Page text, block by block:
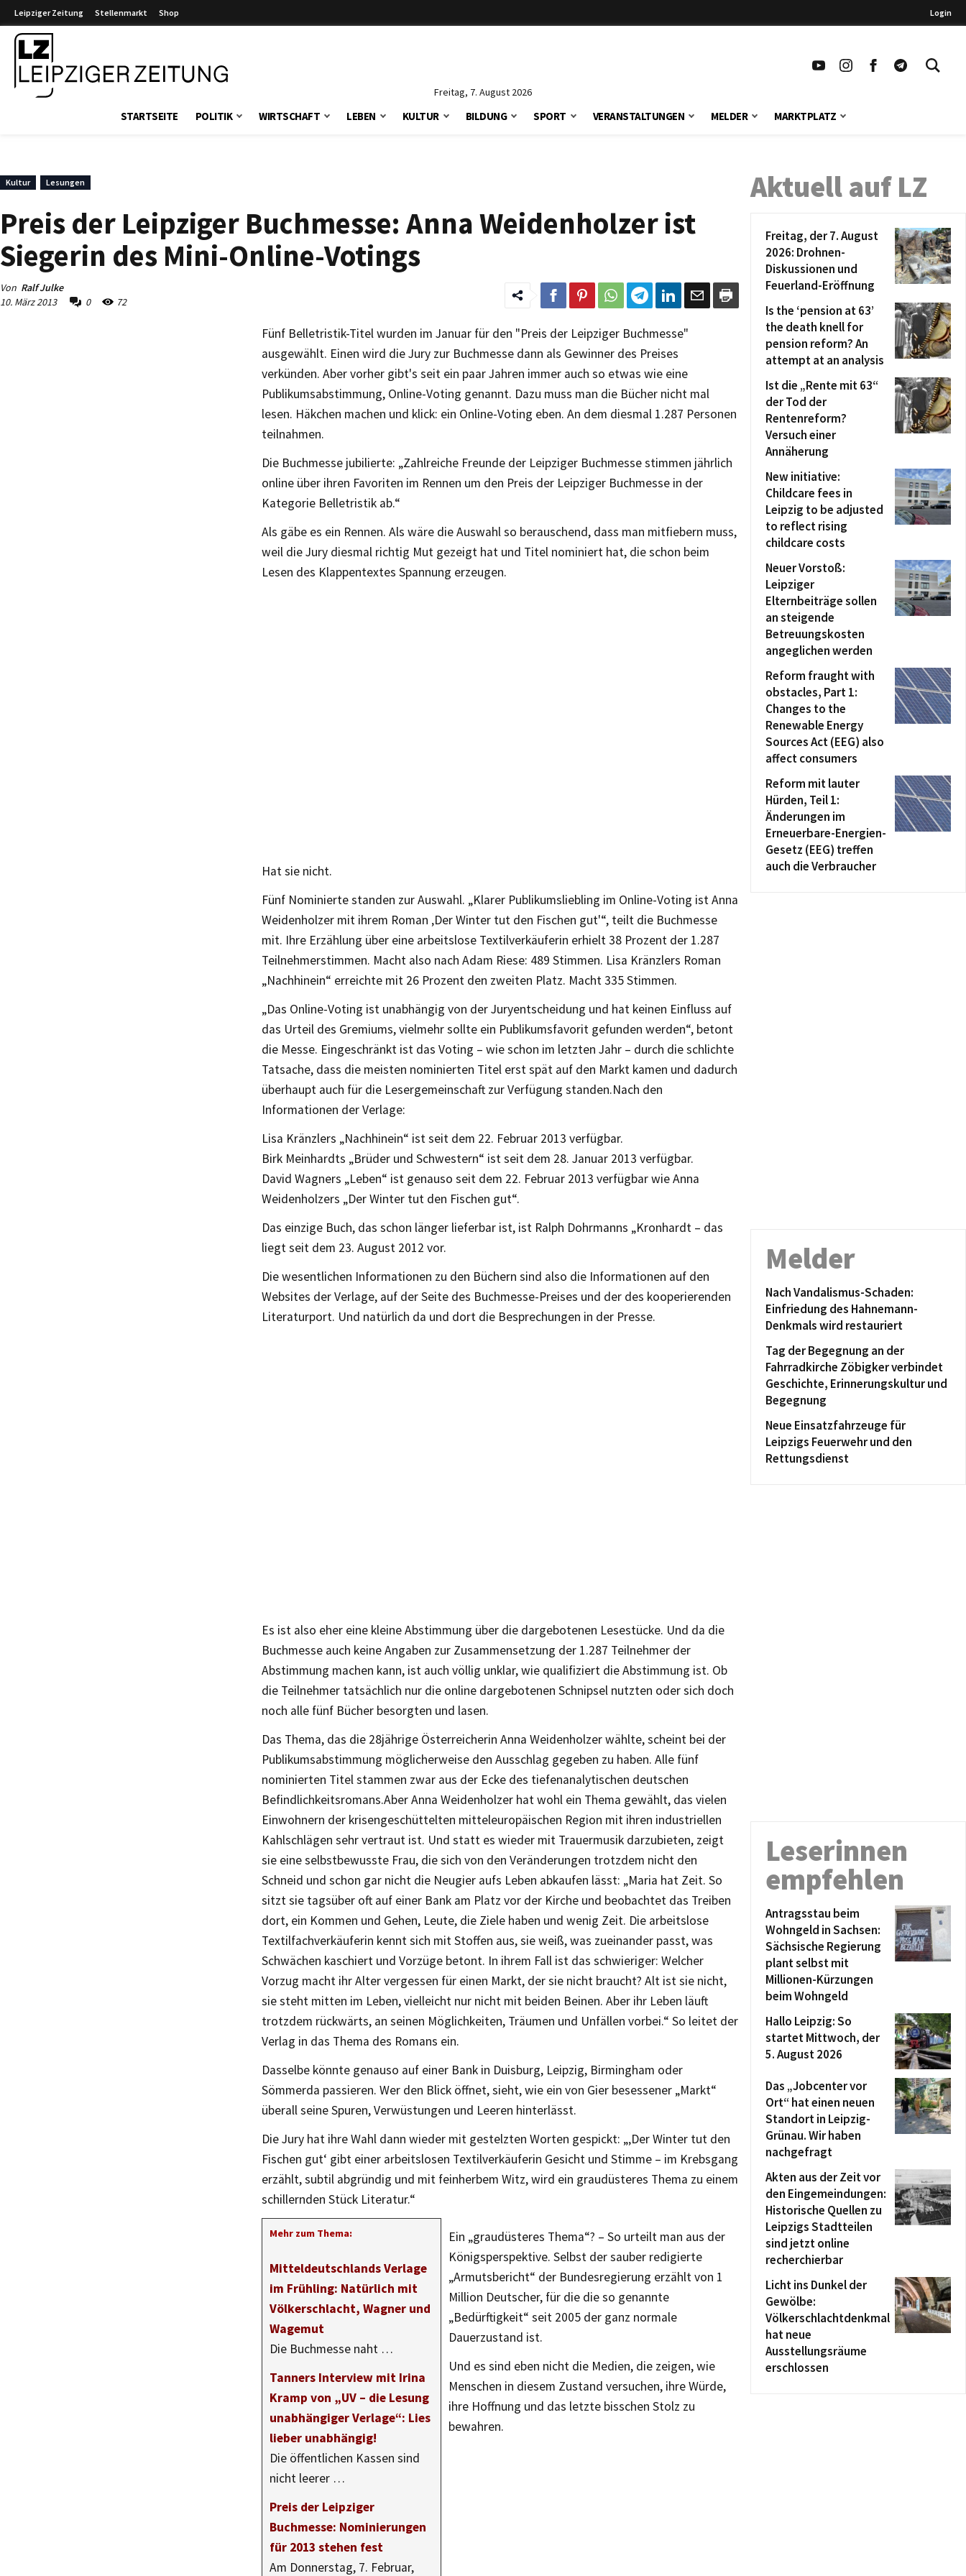
Leipziger Zeitung Stellenmarkt Shop Login
Freitag, 7. August 2026
STARTSEITE POLITIK WIRTSCHAFT LEBEN KULTUR BILDUNG SPORT VERANSTALTUNGEN MELDER MARKTPLATZ
Kultur Lesungen
Preis der Leipziger Buchmesse: Anna Weidenholzer ist
Siegerin des Mini-Online-Votings
Von Ralf Julke
10. März 2013
0 72
Fünf Belletristik-Titel wurden im Januar für den "Preis der Leipziger Buchmesse"
ausgewählt. Einen wird die Jury zur Buchmesse dann als Gewinner des Preises
verkünden. Aber vorher gibt's seit ein paar Jahren immer auch so etwas wie eine
Publikumsabstimmung, Online-Voting genannt. Dazu muss man die Bücher nicht mal
lesen. Häkchen machen und klick: ein Online-Voting eben. An dem diesmal 1.287 Personen
teilnahmen.
Die Buchmesse jubilierte: „Zahlreiche Freunde der Leipziger Buchmesse stimmen jährlich
online über ihren Favoriten im Rennen um den Preis der Leipziger Buchmesse in der
Kategorie Belletristik ab.“
Als gäbe es ein Rennen. Als wäre die Auswahl so berauschend, dass man mitfiebern muss,
weil die Jury diesmal richtig Mut gezeigt hat und Titel nominiert hat, die schon beim
Lesen des Klappentextes Spannung erzeugen.
Hat sie nicht.
Fünf Nominierte standen zur Auswahl. „Klarer Publikumsliebling im Online-Voting ist Anna
Weidenholzer mit ihrem Roman ‚Der Winter tut den Fischen gut'“, teilt die Buchmesse
mit. Ihre Erzählung über eine arbeitslose Textilverkäuferin erhielt 38 Prozent der 1.287
Teilnehmerstimmen. Macht also nach Adam Riese: 489 Stimmen. Lisa Kränzlers Roman
„Nachhinein“ erreichte mit 26 Prozent den zweiten Platz. Macht 335 Stimmen.
„Das Online-Voting ist unabhängig von der Juryentscheidung und hat keinen Einfluss auf
das Urteil des Gremiums, vielmehr sollte ein Publikumsfavorit gefunden werden“, betont
die Messe. Eingeschränkt ist das Voting – wie schon im letzten Jahr – durch die schlichte
Tatsache, dass die meisten nominierten Titel erst spät auf den Markt kamen und dadurch
überhaupt auch für die Lesergemeinschaft zur Verfügung standen.Nach den
Informationen der Verlage:
Lisa Kränzlers „Nachhinein“ ist seit dem 22. Februar 2013 verfügbar.
Birk Meinhardts „Brüder und Schwestern“ ist seit dem 28. Januar 2013 verfügbar.
David Wagners „Leben“ ist genauso seit dem 22. Februar 2013 verfügbar wie Anna
Weidenholzers „Der Winter tut den Fischen gut“.
Das einzige Buch, das schon länger lieferbar ist, ist Ralph Dohrmanns „Kronhardt – das
liegt seit dem 23. August 2012 vor.
Die wesentlichen Informationen zu den Büchern sind also die Informationen auf den
Websites der Verlage, auf der Seite des Buchmesse-Preises und der des kooperierenden
Literaturport. Und natürlich da und dort die Besprechungen in der Presse.
Es ist also eher eine kleine Abstimmung über die dargebotenen Lesestücke. Und da die
Buchmesse auch keine Angaben zur Zusammensetzung der 1.287 Teilnehmer der
Abstimmung machen kann, ist auch völlig unklar, wie qualifiziert die Abstimmung ist. Ob
die Teilnehmer tatsächlich nur die online dargebotenen Schnipsel nutzten oder sich doch
noch alle fünf Bücher besorgten und lasen.
Das Thema, das die 28jährige Österreicherin Anna Weidenholzer wählte, scheint bei der
Publikumsabstimmung möglicherweise den Ausschlag gegeben zu haben. Alle fünf
nominierten Titel stammen zwar aus der Ecke des tiefenanalytischen deutschen
Befindlichkeitsromans.Aber Anna Weidenholzer hat wohl ein Thema gewählt, das vielen
Einwohnern der krisengeschüttelten mitteleuropäischen Region mit ihren industriellen
Kahlschlägen sehr vertraut ist. Und statt es wieder mit Trauermusik darzubieten, zeigt
sie eine selbstbewusste Frau, die sich von den Veränderungen trotzdem nicht den
Schneid und schon gar nicht die Neugier aufs Leben abkaufen lässt: „Maria hat Zeit. So
sitzt sie tagsüber oft auf einer Bank am Platz vor der Kirche und beobachtet das Treiben
dort, ein Kommen und Gehen, Leute, die Ziele haben und wenig Zeit. Die arbeitslose
Textilfachverkäuferin kennt sich mit Stoffen aus, sie weiß, was zueinander passt, was
Schwächen kaschiert und Vorzüge betont. In ihrem Fall ist das schwieriger: Welcher
Vorzug macht ihr Alter vergessen für einen Markt, der sie nicht braucht? Alt ist sie nicht,
sie steht mitten im Leben, vielleicht nur nicht mit beiden Beinen. Aber ihr Leben läuft
trotzdem rückwärts, an seinen Möglichkeiten, Träumen und Unfällen vorbei.“ So leitet der
Verlag in das Thema des Romans ein.
Dasselbe könnte genauso auf einer Bank in Duisburg, Leipzig, Birmingham oder
Sömmerda passieren. Wer den Blick öffnet, sieht, wie ein von Gier besessener „Markt“
überall seine Spuren, Verwüstungen und Leeren hinterlässt.
Die Jury hat ihre Wahl dann wieder mit gestelzten Worten gespickt: „‚Der Winter tut den
Fischen gut‘ gibt einer arbeitslosen Textilverkäuferin Gesicht und Stimme – im Krebsgang
erzählt, subtil abgründig und mit feinherbem Witz, wird ein graudüsteres Thema zu einem
schillernden Stück Literatur.“
Mehr zum Thema:
Mitteldeutschlands Verlage
im Frühling: Natürlich mit
Völkerschlacht, Wagner und
Wagemut
Die Buchmesse naht …
Tanners Interview mit Irina
Kramp von „UV – die Lesung
unabhängiger Verlage“: Lies
lieber unabhängig!
Die öffentlichen Kassen sind
nicht leerer …
Preis der Leipziger
Buchmesse: Nominierungen
für 2013 stehen fest
Am Donnerstag, 7. Februar,
Ein „graudüsteres Thema“? – So urteilt man aus der
Königsperspektive. Selbst der sauber redigierte
„Armutsbericht“ der Bundesregierung erzählt von 1
Million Deutscher, für die die so genannte
„Bedürftigkeit“ seit 2005 der ganz normale
Dauerzustand ist.
Und es sind eben nicht die Medien, die zeigen, wie
Menschen in diesem Zustand versuchen, ihre Würde,
ihre Hoffnung und das letzte bisschen Stolz zu
bewahren.
Aktuell auf LZ
Freitag, der 7. August
2026: Drohnen-
Diskussionen und
Feuerland-Eröffnung
Is the ‘pension at 63’
the death knell for
pension reform? An
attempt at an analysis
Ist die „Rente mit 63“
der Tod der
Rentenreform?
Versuch einer
Annäherung
New initiative:
Childcare fees in
Leipzig to be adjusted
to reflect rising
childcare costs
Neuer Vorstoß:
Leipziger
Elternbeiträge sollen
an steigende
Betreuungskosten
angeglichen werden
Reform fraught with
obstacles, Part 1:
Changes to the
Renewable Energy
Sources Act (EEG) also
affect consumers
Reform mit lauter
Hürden, Teil 1:
Änderungen im
Erneuerbare-Energien-
Gesetz (EEG) treffen
auch die Verbraucher
Melder
Nach Vandalismus-Schaden:
Einfriedung des Hahnemann-
Denkmals wird restauriert
Tag der Begegnung an der
Fahrradkirche Zöbigker verbindet
Geschichte, Erinnerungskultur und
Begegnung
Neue Einsatzfahrzeuge für
Leipzigs Feuerwehr und den
Rettungsdienst
Leserinnen
empfehlen
Antragsstau beim
Wohngeld in Sachsen:
Sächsische Regierung
plant selbst mit
Millionen-Kürzungen
beim Wohngeld
Hallo Leipzig: So
startet Mittwoch, der
5. August 2026
Das „Jobcenter vor
Ort“ hat einen neuen
Standort in Leipzig-
Grünau. Wir haben
nachgefragt
Akten aus der Zeit vor
den Eingemeindungen:
Historische Quellen zu
Leipzigs Stadtteilen
sind jetzt online
recherchierbar
Licht ins Dunkel der
Gewölbe:
Völkerschlachtdenkmal
hat neue
Ausstellungsräume
erschlossen